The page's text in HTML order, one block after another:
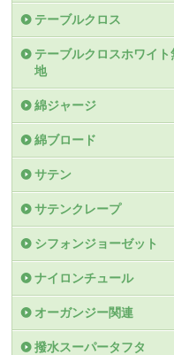
テーブルクロス
テーブルクロスホワイト
地
綿ジャージ
綿ブロード
サテン
サテンクレープ
シフォンジョーゼット
ナイロンチュール
オーガンジー関連
撥水スーパータフタ